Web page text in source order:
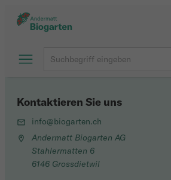
Kontaktieren Sie uns
info@biogarten.ch
Andermatt Biogarten AG
Stahlermatten 6
6146 Grossdietwil